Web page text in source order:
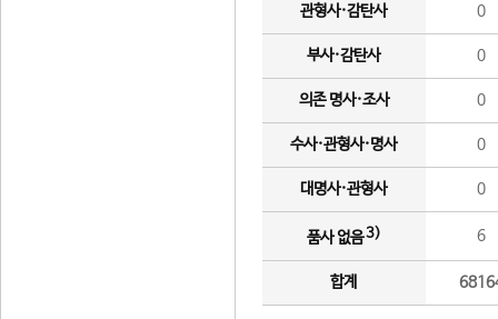
관형사·감탄사 0
부사·감탄사 0
의존 명사·조사 0
수사·관형사·명사 0
대명사·관형사 0
품사 없음3) 6
합계